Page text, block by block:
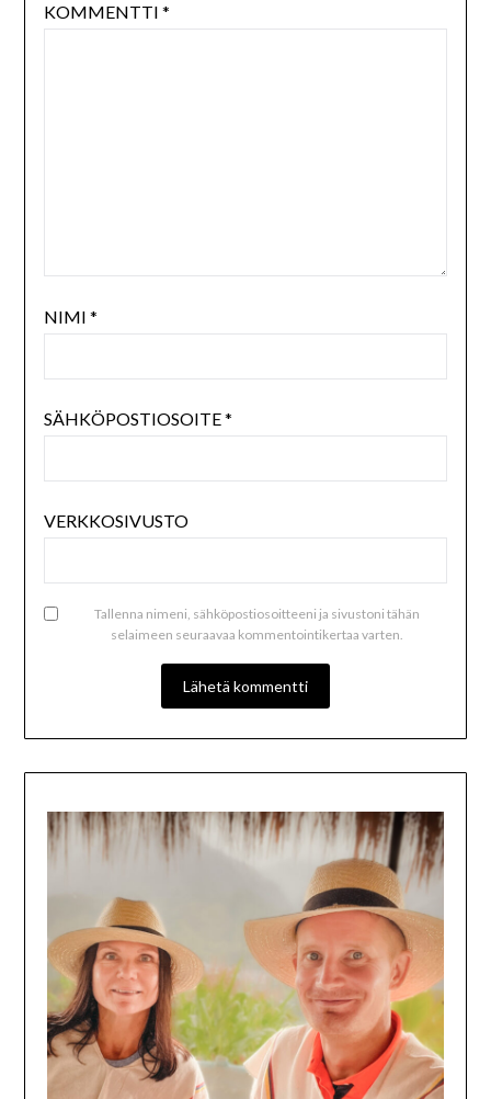
KOMMENTTI *
NIMI *
SÄHKÖPOSTIOSOITE*
VERKKOSIVUSTO
Tallenna nimeni, sähköpostiosoitteeni ja sivustoni tähän
selaimeen seuraavaa kommentointikertaa varten.